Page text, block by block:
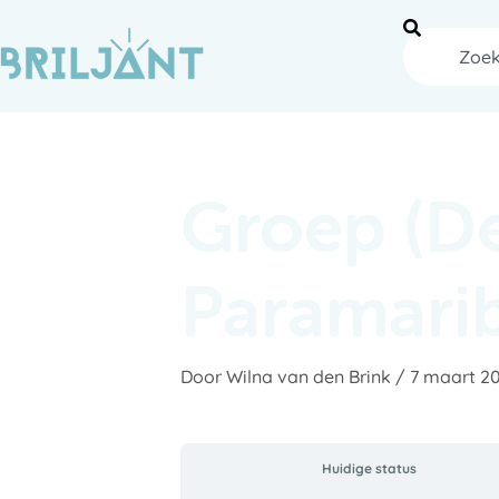
de
inhoud
Zoeken
Door Wilna van den Brink / 7 maart
Huidige status